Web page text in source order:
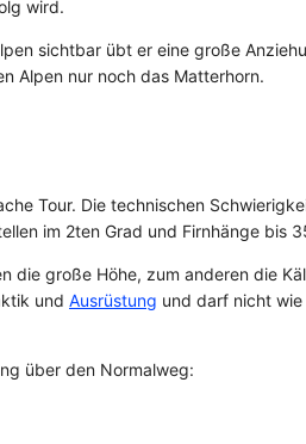
wird.
sichtbar übt er eine große
Alpen nur noch das Matterhorn.
Tour. Die technischen
im 2ten Grad und Firnhänge bis
die große Höhe, zum anderen die
und Ausrüstung und darf nicht
über den Normalweg: